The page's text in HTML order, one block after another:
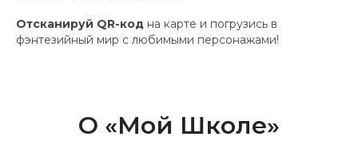
Отсканируй QR-код на карте и погрузись в
фэнтезийный мир с любимыми персонажами!
О «Мой Школе»